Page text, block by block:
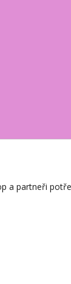
a partneři